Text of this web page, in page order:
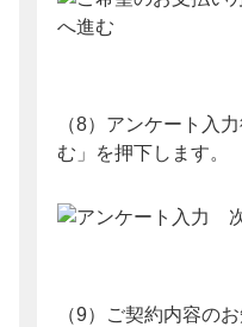
（8）アンケート入
む」を押下します。
（9）ご契約内容の